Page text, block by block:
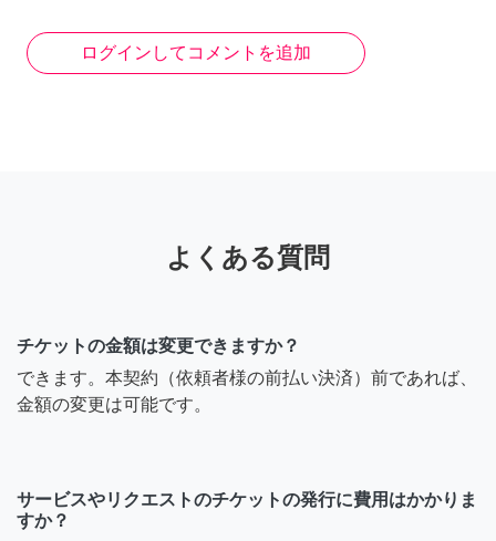
ログインしてコメントを追加
よくある質問
チケットの金額は変更できますか？
できます。本契約（依頼者様の前払い決済）前であれば、
金額の変更は可能です。
サービスやリクエストのチケットの発行に費用はかかりま
すか？